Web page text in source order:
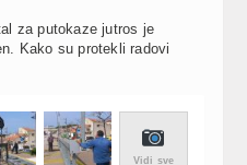
za putokaze jutros je
Kako su protekli radovi
Vidi sve